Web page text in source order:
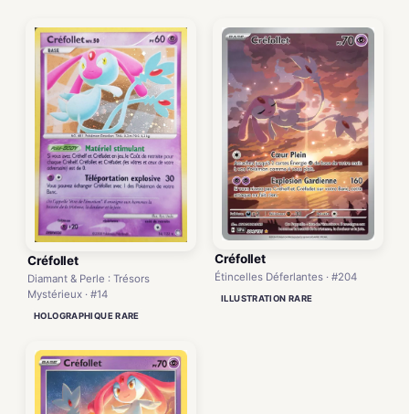
Créfollet
Diamant & Perle : Trésors
Mystérieux · #14
HOLOGRAPHIQUE RARE
Créfollet
Étincelles Déferlantes · #204
ILLUSTRATION RARE